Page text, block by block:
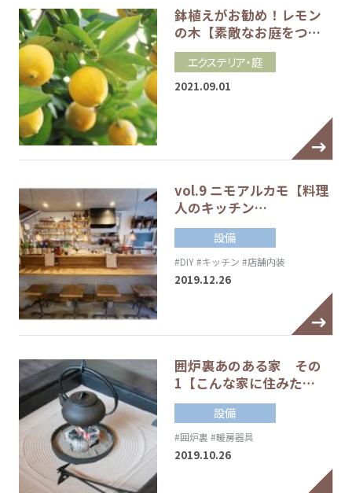
鉢植えがお勧め！レモン
の木【素敵なお庭をつ…
エクステリア・庭
2021.09.01
vol.9 ニモアルカモ【料理
人のキッチン…
設備
#DIY#キッチン #店舗内装
2019.12.26
囲炉裏あのある家 その
1【こんな家に住みた…
設備
#囲炉裏 #暖房器具
2019.10.26